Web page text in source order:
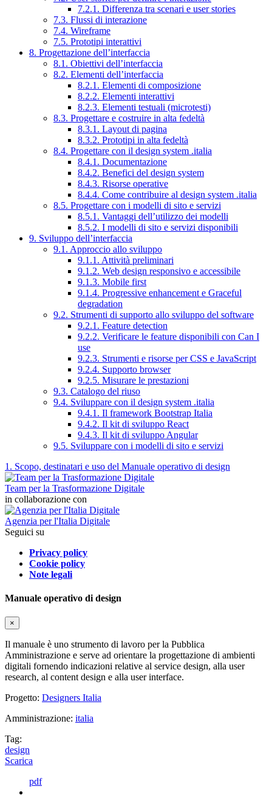
7.2.1. Differenza tra scenari e user stories
7.3. Flussi di interazione
7.4. Wireframe
7.5. Prototipi interattivi
8. Progettazione dell’interfaccia
8.1. Obiettivi dell’interfaccia
8.2. Elementi dell’interfaccia
8.2.1. Elementi di composizione
8.2.2. Elementi interattivi
8.2.3. Elementi testuali (microtesti)
8.3. Progettare e costruire in alta fedeltà
8.3.1. Layout di pagina
8.3.2. Prototipi in alta fedeltà
8.4. Progettare con il design system .italia
8.4.1. Documentazione
8.4.2. Benefici del design system
8.4.3. Risorse operative
8.4.4. Come contribuire al design system .italia
8.5. Progettare con i modelli di sito e servizi
8.5.1. Vantaggi dell’utilizzo dei modelli
8.5.2. I modelli di sito e servizi disponibili
9. Sviluppo dell’interfaccia
9.1. Approccio allo sviluppo
9.1.1. Attività preliminari
9.1.2. Web design responsivo e accessibile
9.1.3. Mobile first
9.1.4. Progressive enhancement e Graceful
degradation
9.2. Strumenti di supporto allo sviluppo del software
9.2.1. Feature detection
9.2.2. Verificare le feature disponibili con Can I
use
9.2.3. Strumenti e risorse per CSS e JavaScript
9.2.4. Supporto browser
9.2.5. Misurare le prestazioni
9.3. Catalogo del riuso
9.4. Sviluppare con il design system .italia
9.4.1. Il framework Bootstrap Italia
9.4.2. Il kit di sviluppo React
9.4.3. Il kit di sviluppo Angular
9.5. Sviluppare con i modelli di sito e servizi
1. Scopo, destinatari e uso del Manuale operativo di design
Team per la Trasformazione Digitale
in collaborazione con
Agenzia per l'Italia Digitale
Seguici su
Privacy policy
Cookie policy
Note legali
Manuale operativo di design
×
Il manuale è uno strumento di lavoro per la Pubblica
Amministrazione e serve ad orientare la progettazione di ambienti
digitali fornendo indicazioni relative al service design, alla user
research, al content design e alla user interface.
Progetto: Designers Italia
Amministrazione: italia
Tag:
design
Scarica
pdf